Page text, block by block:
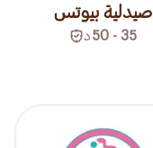
صيدلية بيوتس
35 - 50 د